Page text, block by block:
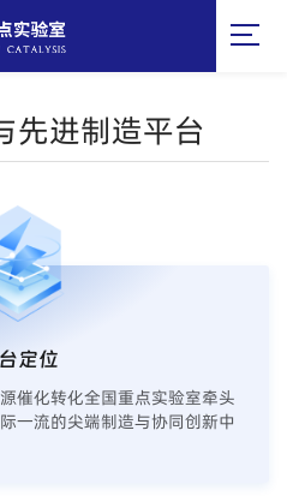
先进制造平台
定位
催化转化全国重点实验室牵头
一流的尖端制造与协同创新中